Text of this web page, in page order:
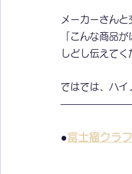
メーカーさん
「こんな商品
しどし伝えてく
ではでは、ハ
●富士瘤クラ